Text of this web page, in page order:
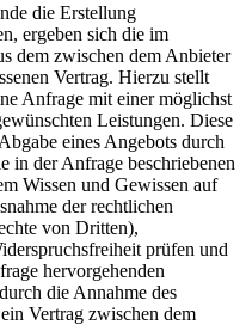
die Erstellung
ergeben sich die im
dem zwischen dem Anbieter
Vertrag. Hierzu stellt
Anfrage mit einer möglichst
Leistungen. Diese
eines Angebots durch
in der Anfrage beschriebenen
Wissen und Gewissen auf
der rechtlichen
von Dritten),
prüfen und
hervorgehenden
die Annahme des
Vertrag zwischen dem